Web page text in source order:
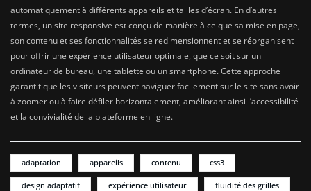
automatiquement à différents appareils et tailles d’écran. En d’autres
termes, un site responsive est conçu de manière à ce que sa mise en page,
son contenu et ses fonctionnalités se redimensionnent et se réorganisent
pour offrir une expérience utilisateur optimale, que ce soit sur un
ordinateur de bureau, une tablette ou un smartphone. Cette approche
garantit que les visiteurs peuvent naviguer facilement sur le site sans avoir
à zoomer ou à faire défiler horizontalement, améliorant ainsi l’accessibilité
et la convivialité de la plateforme en ligne.
adaptation appareils contenu css3
design adaptatif expérience utilisateur fluidité des grilles